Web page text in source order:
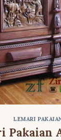
LEMARI
Pakaian